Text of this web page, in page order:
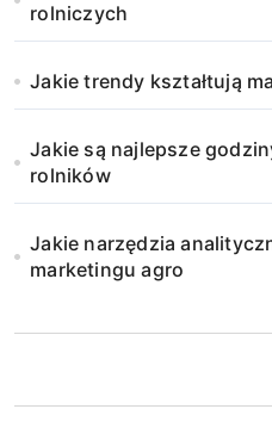
rolniczych
Jakie trendy kształtują
Jakie są najlepsze
rolników
Jakie narzędzia
marketingu agro